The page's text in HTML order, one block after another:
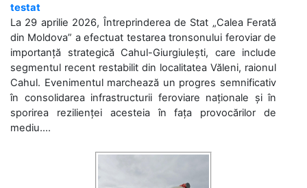
testat
La 29 aprilie 2026, Întreprinderea de Stat „Calea Ferată
din Moldova” a efectuat testarea tronsonului feroviar de
importanță strategică Cahul-Giurgiulești, care include
segmentul recent restabilit din localitatea Văleni, raionul
Cahul. Evenimentul marchează un progres semnificativ
în consolidarea infrastructurii feroviare naționale și în
sporirea rezilienței acesteia în fața provocărilor de
mediu....